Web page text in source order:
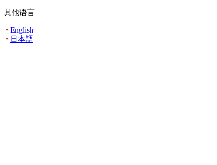
其他语言
English
日本語